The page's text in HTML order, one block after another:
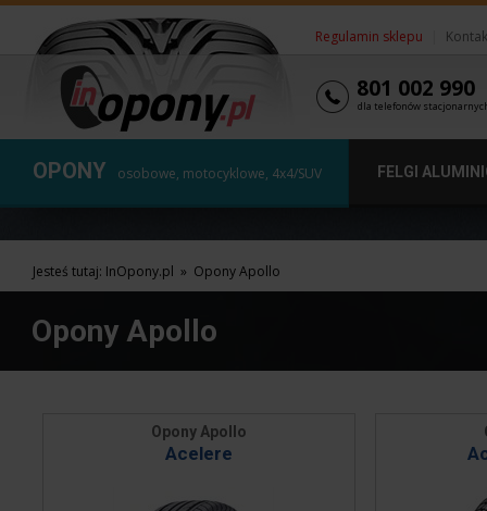
Regulamin sklepu
801 002 990
dla telefonów
OPONY osobowe, motocyklowe, 4x4/SUV FELGI
Jesteś tutaj: InOpony.pl » Opony Apollo
Opony Apollo
Opony Apollo
Acelere